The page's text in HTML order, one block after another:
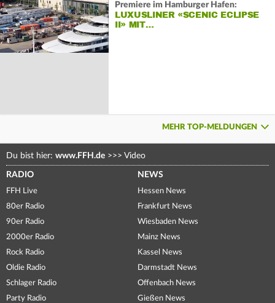
Premiere im Hamburger Hafen:
LUXUSLINER «SCENIC ECLIPSE
II» MIT…
MEHR TOP-MELDUNGEN
Du bist hier: www.FFH.de >>> Video
RADIO
FFH Live
80er Radio
90er Radio
2000er Radio
Rock Radio
Oldie Radio
Schlager Radio
Party Radio
NEWS
Hessen News
Frankfurt News
Wiesbaden News
Mainz News
Kassel News
Darmstadt News
Offenbach News
Gießen News